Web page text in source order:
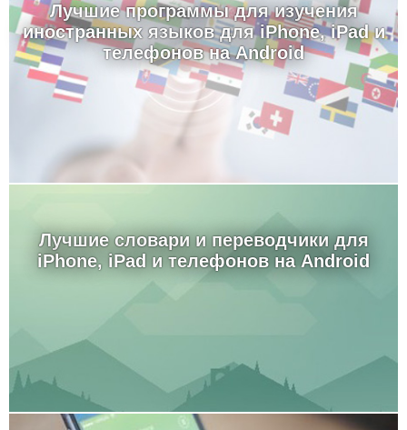
Лучшие программы для изучения
иностранных языков для iPhone, iPad и
телефонов на Android
Лучшие словари и переводчики для
iPhone, iPad и телефонов на Android